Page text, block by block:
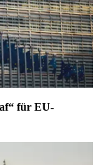
für EU-